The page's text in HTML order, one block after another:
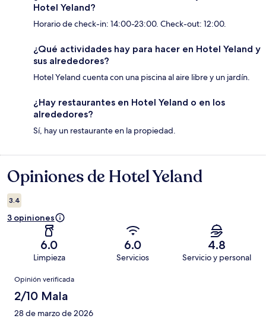
Hotel Yeland?
Horario de check-in: 14:00-23:00. Check-out: 12:00.
¿Qué actividades hay para hacer en Hotel Yeland y
sus alrededores?
Hotel Yeland cuenta con una piscina al aire libre y un jardín.
¿Hay restaurantes en Hotel Yeland o en los
alrededores?
Sí, hay un restaurante en la propiedad.
Opiniones
Opiniones de Hotel Yeland
3.4
3 opiniones
6.0
Limpieza
6.0
Servicios
4.8
Servicio y personal
Opiniones
Opinión verificada
2/10 Mala
28 de marzo de 2026